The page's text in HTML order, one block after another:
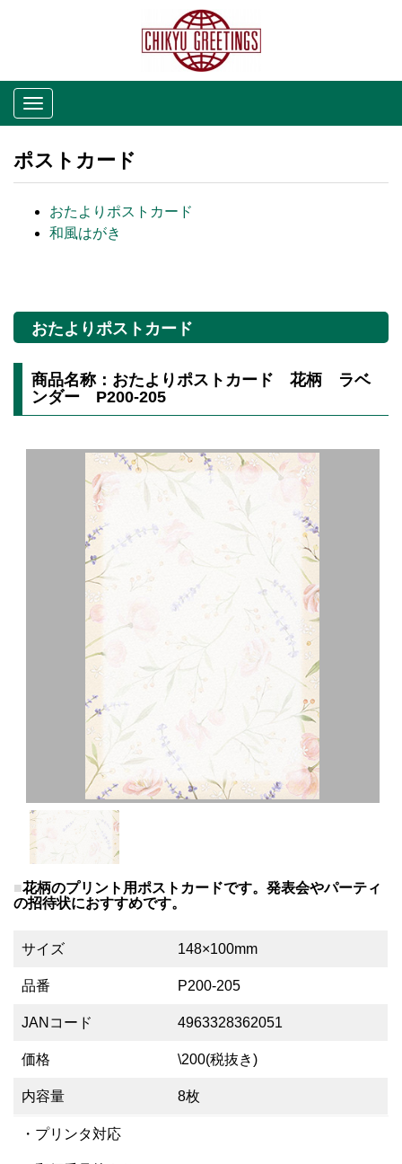
Toggle
navigation
ポストカード
おたよりポストカード
和風はがき
おたよりポストカード
商品名称：おたよりポストカード 花柄 ラベ
ンダー P200-205
花柄のプリント用ポストカードです。発表会やパーティ
の招待状におすすめです。
サイズ 148×100mm
品番 P200-205
JANコード 4963328362051
価格 \200(税抜き)
内容量 8枚
・プリンタ対応